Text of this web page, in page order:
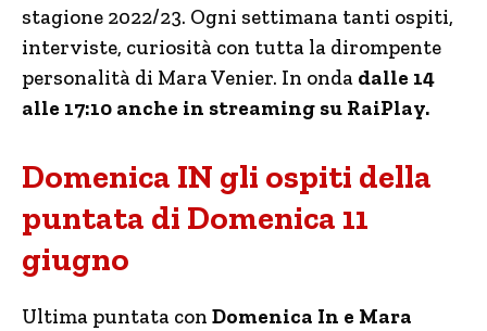
stagione 2022/23. Ogni settimana tanti ospiti,
interviste, curiosità con tutta la dirompente
personalità di Mara Venier. In onda dalle 14
alle 17:10 anche in streaming su RaiPlay.
Domenica IN gli ospiti della
puntata di Domenica 11
giugno
Ultima puntata con Domenica In e Mara